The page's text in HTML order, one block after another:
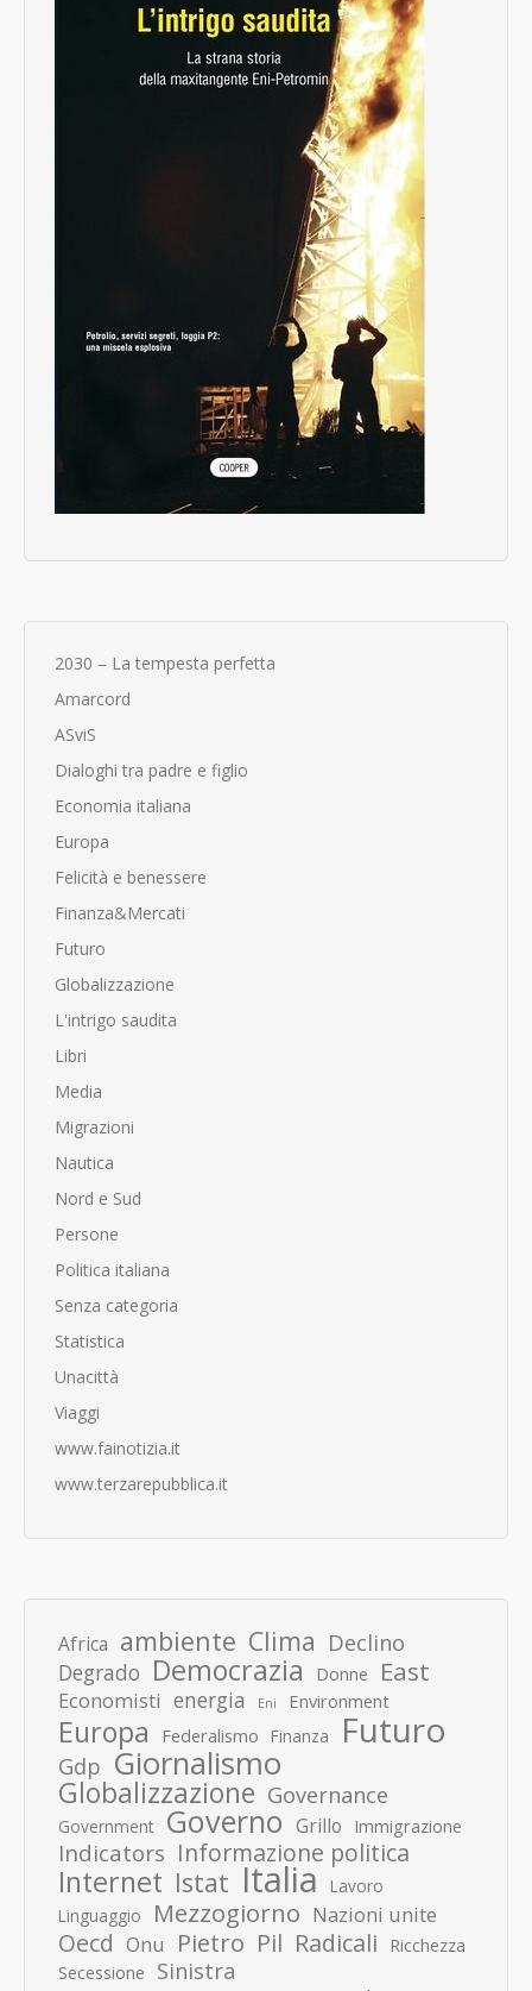
2030 – La tempesta perfetta
Amarcord
ASviS
Dialoghi tra padre e figlio
Economia italiana
Europa
Felicità e benessere
Finanza&Mercati
Futuro
Globalizzazione
L'intrigo saudita
Libri
Media
Migrazioni
Nautica
Nord e Sud
Persone
Politica italiana
Senza categoria
Statistica
Unacittà
Viaggi
www.fainotizia.it
www.terzarepubblica.it
Africa ambiente Clima Declino
Degrado Democrazia Donne East
Economisti energia Eni Environment
Europa Federalismo Finanza Futuro
Gdp Giornalismo
Globalizzazione Governance
Government Governo Grillo Immigrazione
Indicators Informazione politica
Internet Istat Italia
Lavoro
Linguaggio
Mezzogiorno Nazioni unite
Oecd Onu Pietro Pil Radicali Ricchezza
Secessione Sinistra